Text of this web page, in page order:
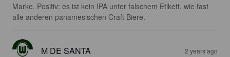
Marke. Positiv: es ist kein IPA unter falschem Etikett, wie fast
alle anderen panamesischen Craft Biere.
M DE SANTA 2 years ago